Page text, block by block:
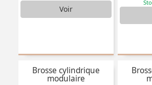
Voir
Brosse cylindrique
modulaire